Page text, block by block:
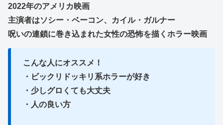
2022年のアメリカ映画
主演者はソシー・ベーコン、カイル・ガルナー
呪いの連鎖に巻き込まれた女性の恐怖を描くホラー映画
こんな人にオススメ！
・ビックリドッキリ系ホラーが好き
・少しグロくても大丈夫
・人の良い方